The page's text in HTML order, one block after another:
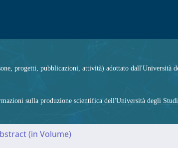
progetti, pubblicazioni, attività) adottato dall'Università
sulla produzione scientifica dell'Università degli
(in Volume)